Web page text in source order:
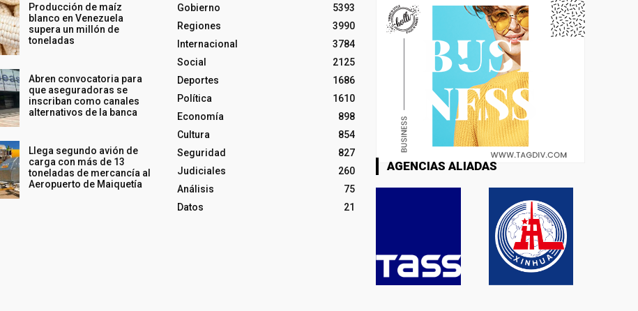
Producción de maíz
blanco en Venezuela
supera un millón de
toneladas
Abren convocatoria para
que aseguradoras se
inscriban como canales
alternativos de la banca
Llega segundo avión de
carga con más de 13
toneladas de mercancía al
Aeropuerto de Maiquetía
Gobierno
5393
Regiones
3990
Internacional
3784
Social
2125
Deportes
1686
Política
1610
Economía
898
Cultura
854
Seguridad
827
Judiciales
260
Análisis
75
Datos
21
AGENCIAS ALIADAS